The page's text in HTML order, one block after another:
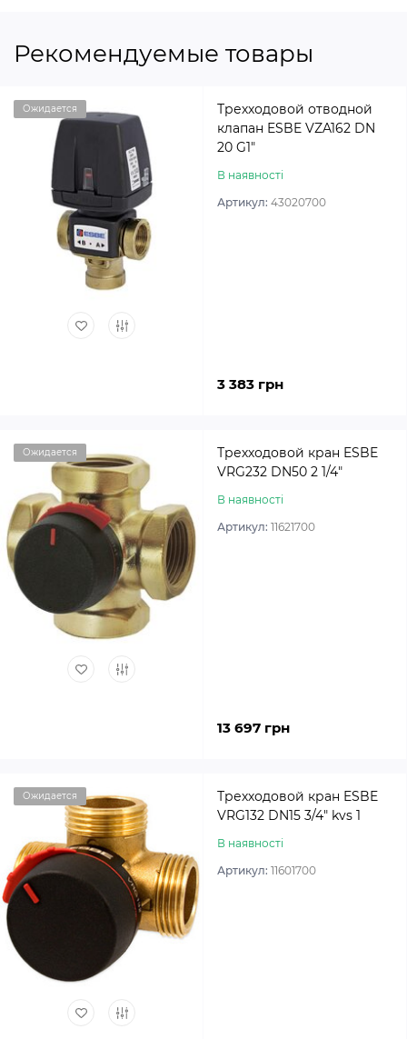
Рекомендуемые товары
Ожидается
Трехходовой отводной
клапан ESBE VZA162 DN
20 G1″
В наявності
Артикул: 43020700
3 383 грн
Ожидается
Трехходовой кран ESBE
VRG232 DN50 2 1/4″
В наявності
Артикул: 11621700
13 697 грн
Ожидается
Трехходовой кран ESBE
VRG132 DN15 3/4″ kvs 1
В наявності
Артикул: 11601700